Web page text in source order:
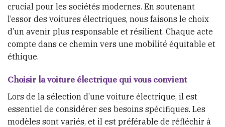
crucial pour les sociétés modernes. En soutenant
l’essor des voitures électriques, nous faisons le choix
d’un avenir plus responsable et résilient. Chaque acte
compte dans ce chemin vers une mobilité équitable et
éthique.
Choisir la voiture électrique qui vous convient
Lors de la sélection d’une voiture électrique, il est
essentiel de considérer ses besoins spécifiques. Les
modèles sont variés, et il est préférable de réfléchir à